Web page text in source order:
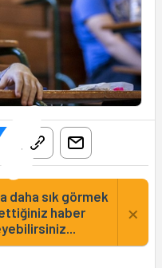
daha sık görmek
haber
×